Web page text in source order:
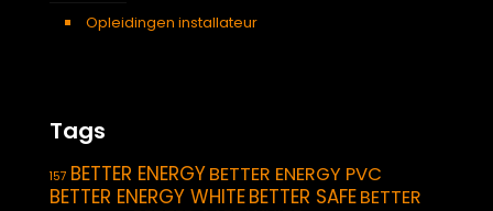
Opleidingen installateur
Tags
157 BETTER ENERGYBETTER ENERGY PVC
BETTER ENERGY WHITEBETTER SAFEBETTER